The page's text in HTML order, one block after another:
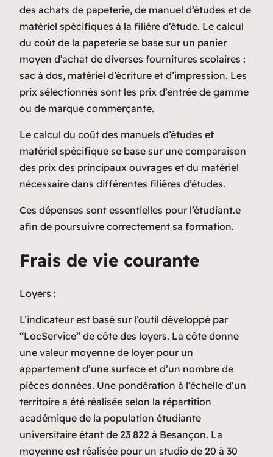
des achats de papeterie, de manuel d’études et de
matériel spécifiques à la filière d’étude. Le calcul
du coût de la papeterie se base sur un panier
moyen d’achat de diverses fournitures scolaires :
sac à dos, matériel d’écriture et d’impression. Les
prix sélectionnés sont les prix d’entrée de gamme
ou de marque commerçante.
Le calcul du coût des manuels d’études et
matériel spécifique se base sur une comparaison
des prix des principaux ouvrages et du matériel
nécessaire dans différentes filières d’études.
Ces dépenses sont essentielles pour l’étudiant.e
afin de poursuivre correctement sa formation.
Frais de vie courante
Loyers :
L’indicateur est basé sur l’outil développé par
“LocService” de côte des loyers. La côte donne
une valeur moyenne de loyer pour un
appartement d’une surface et d’un nombre de
pièces données. Une pondération à l’échelle d’un
territoire a été réalisée selon la répartition
académique de la population étudiante
universitaire étant de 23 822 à Besançon. La
moyenne est réalisée pour un studio de 20 à 30